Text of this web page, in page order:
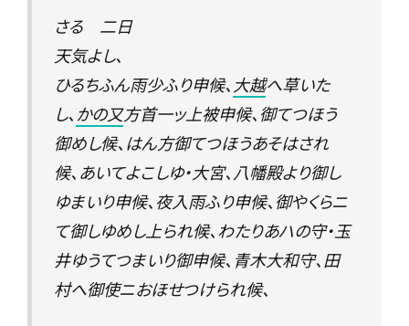
さる 二日
天気よし、
ひるちふん雨少ふり申候、 大越へ草いた
し、かの又方首一ッ上被申候、御てつほう
御めし候、はん方御てつほうあそはされ
候、あいてよこしゆ・大宮、八幡殿より御し
ゆまいり申候、夜入雨ふり申候、御やくらニ
て御しゆめし上られ候、わたりあハの守・玉
井ゆうてつまいり御申候、青木大和守、田
村へ御使ニおほせつけられ候、